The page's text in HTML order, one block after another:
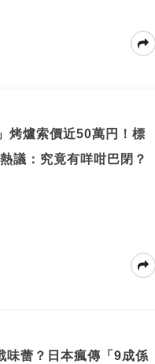
烤爐索價近50萬円！標
議：究竟有咩咁巴閉？
蕾？日本瘋傳「9成係